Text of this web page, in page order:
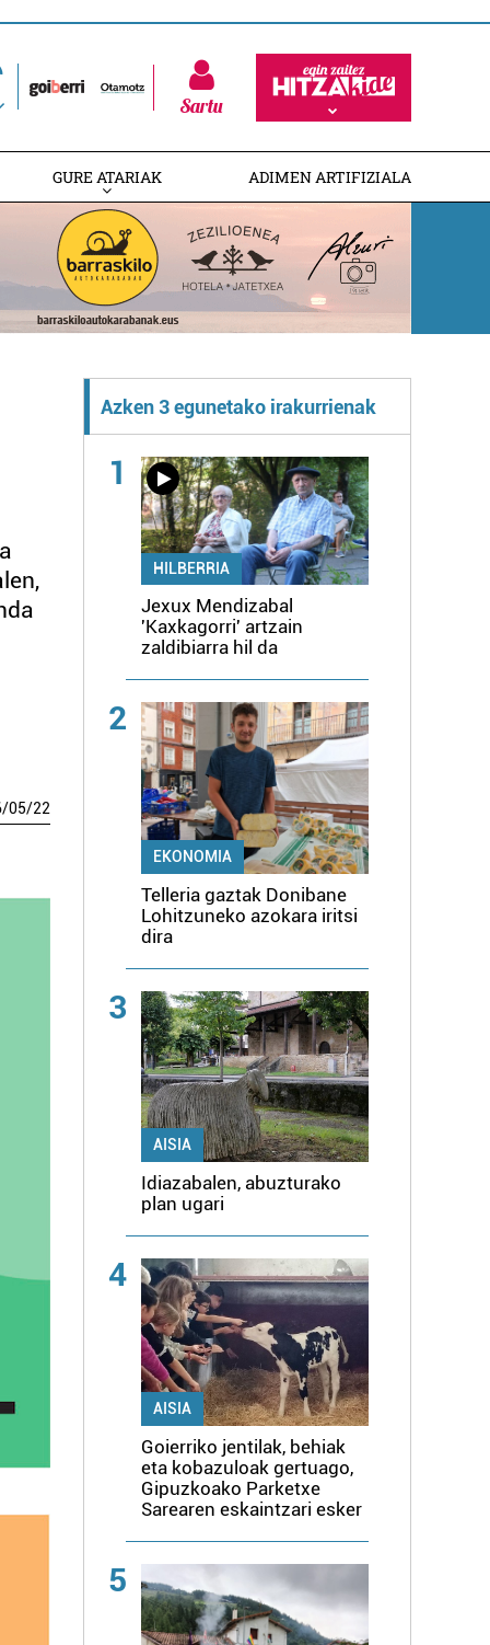
Sartu
GURE ATARIAK ADIMEN ARTIFIZIALA
/05/22
Azken 3 egunetako irakurrienak
1
HILBERRIA
Jexux Mendizabal
'Kaxkagorri' artzain
zaldibiarra hil da
2
EKONOMIA
Telleria gaztak Donibane
Lohitzuneko azokara iritsi
dira
3
AISIA
Idiazabalen, abuzturako
plan ugari
4
AISIA
Goierriko jentilak, behiak
eta kobazuloak gertuago,
Gipuzkoako Parketxe
Sarearen eskaintzari esker
5